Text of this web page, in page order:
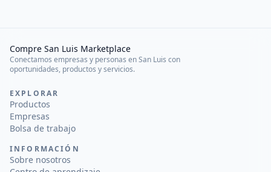
Compre San Luis Marketplace
Conectamos empresas y personas en San Luis con
oportunidades, productos y servicios.
EXPLORAR
Productos
Empresas
Bolsa de trabajo
INFORMACIÓN
Sobre nosotros